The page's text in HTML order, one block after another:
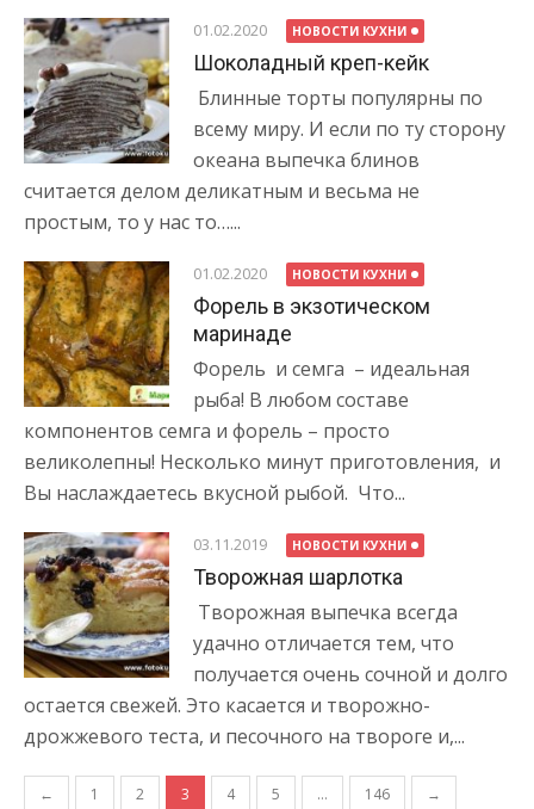
01.02.2020 НОВОСТИ КУХНИ
Шоколадный креп-кейк
Блинные торты популярны по
всему миру. И если по ту сторону
океана выпечка блинов
считается делом деликатным и весьма не
простым, то у нас то…...
01.02.2020 НОВОСТИ КУХНИ
Форель в экзотическом
маринаде
Форель и семга – идеальная
рыба! В любом составе
компонентов семга и форель – просто
великолепны! Несколько минут приготовления, и
Вы наслаждаетесь вкусной рыбой. Что...
03.11.2019 НОВОСТИ КУХНИ
Творожная шарлотка
Творожная выпечка всегда
удачно отличается тем, что
получается очень сочной и долго
остается свежей. Это касается и творожно-
дрожжевого теста, и песочного на твороге и,...
Навигация по записям
← 1 2 3 4 5 … 146 →